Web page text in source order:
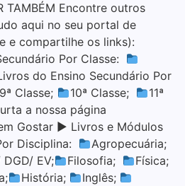
TAMBÉM Encontre outros
aqui no seu portal de
e compartilhe os links):
Por Classe:
do Ensino Secundário Por
9ª Classe; 10ª Classe;
11ª
a nossa página
Gostar ▶ Livros e Módulos
Disciplina:
Agropecuária;
EV; Filosofia;
Física;
História;
Inglês;